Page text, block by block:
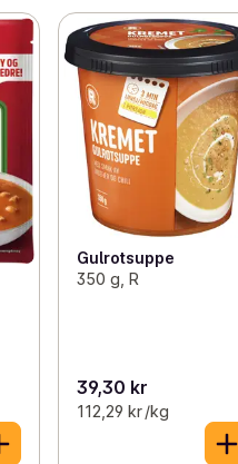
Gulrotsuppe
350 g, R
39,30 kr
112,29 kr /kg